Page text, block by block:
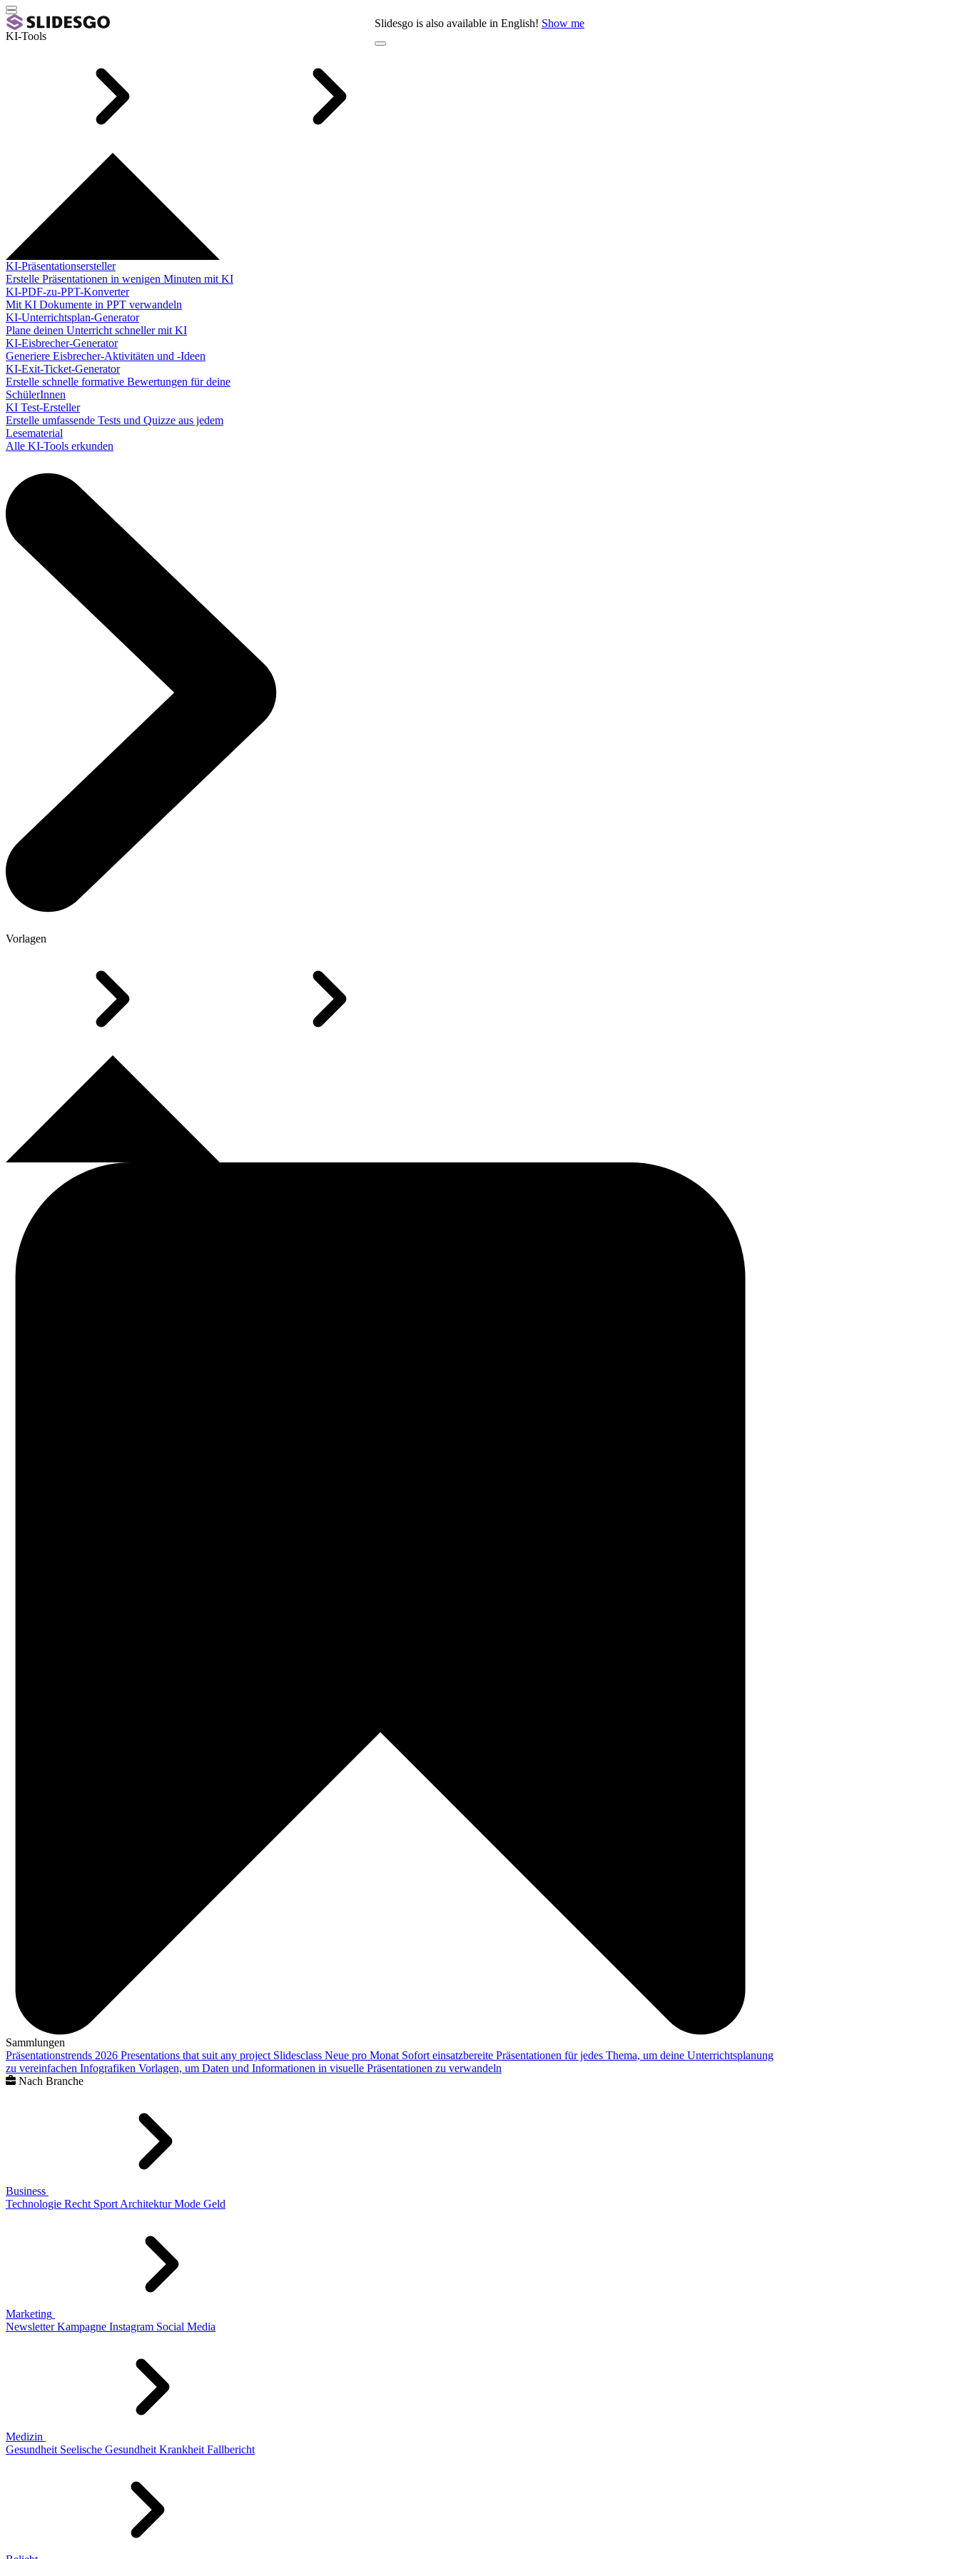
Slidesgo is also available in English! Show me
KI-Tools
KI-Präsentationsersteller
Erstelle Präsentationen in wenigen Minuten mit KI
KI-PDF-zu-PPT-Konverter
Mit KI Dokumente in PPT verwandeln
KI-Unterrichtsplan-Generator
Plane deinen Unterricht schneller mit KI
KI-Eisbrecher-Generator
Generiere Eisbrecher-Aktivitäten und -Ideen
KI-Exit-Ticket-Generator
Erstelle schnelle formative Bewertungen für deine
SchülerInnen
KI Test-Ersteller
Erstelle umfassende Tests und Quizze aus jedem
Lesematerial
Alle KI-Tools erkunden
Vorlagen
Sammlungen
Präsentationstrends 2026 Presentations that suit any project Slidesclass Neue pro Monat Sofort einsatzbereite Präsentationen für jedes Thema, um deine Unterrichtsplanung
zu vereinfachen Infografiken Vorlagen, um Daten und Informationen in visuelle Präsentationen zu verwandeln
Nach Branche
Business
Technologie Recht Sport Architektur Mode Geld
Marketing
Newsletter Kampagne Instagram Social Media
Medizin
Gesundheit Seelische Gesundheit Krankheit Fallbericht